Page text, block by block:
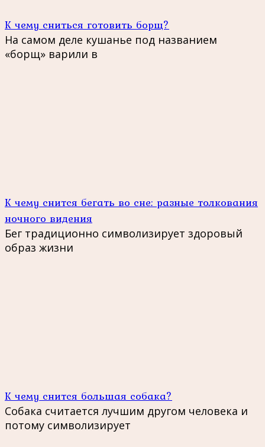
К чему сниться готовить борщ?
На самом деле кушанье под названием
«борщ» варили в
К чему снится бегать во сне: разные толкования
ночного видения
Бег традиционно символизирует здоровый
образ жизни
К чему снится большая собака?
Собака считается лучшим другом человека и
потому символизирует